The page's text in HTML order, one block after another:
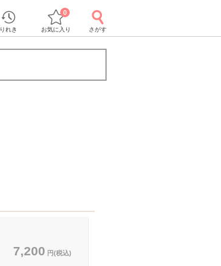
りれき お気に入り
0
さがす
7,200 円(税込)